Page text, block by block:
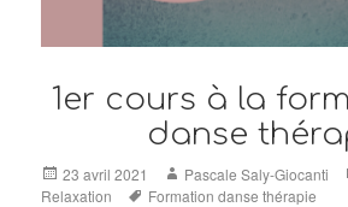
1er cours à la
danse
Posted
on
23 avril 2021 Author
Pascale Saly-Giocanti
Relaxation
Tags
Formation danse thérapie